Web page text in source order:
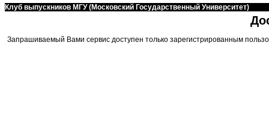
Клуб выпускников МГУ (Московский Государственный Университет)
Запрашиваемый Вами сервис доступен только зарегистрированным